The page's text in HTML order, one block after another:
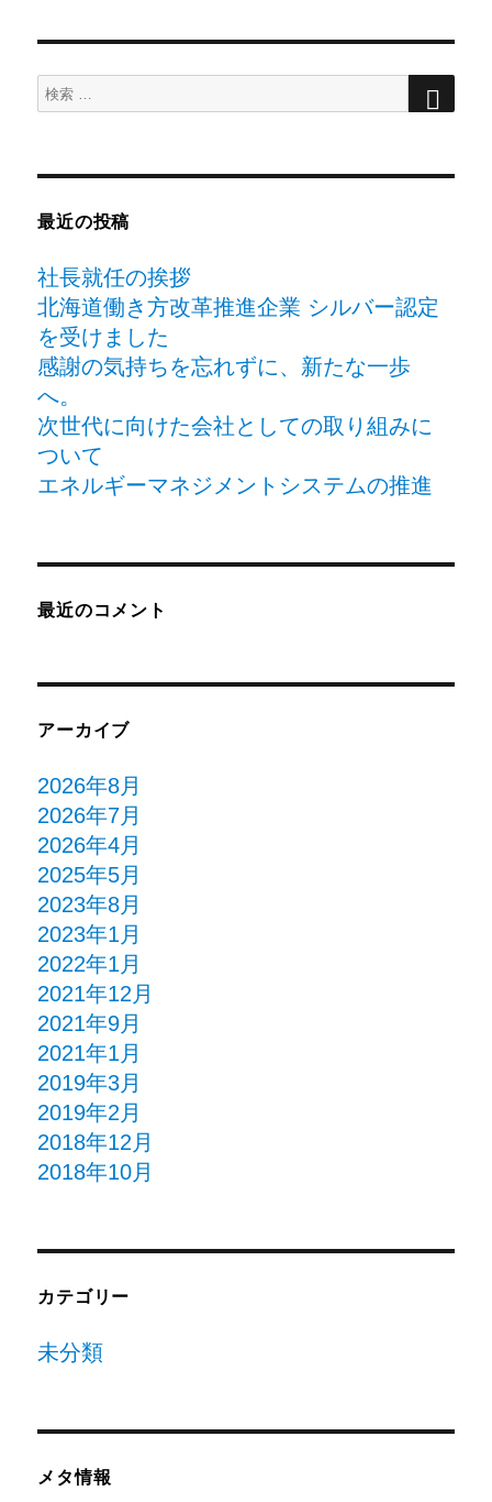
シ
ン
検
索
検
索
最近の投稿
社長就任の挨拶
北海道働き方改革推進企業 シルバー認定
を受けました
感謝の気持ちを忘れずに、新たな一歩
へ。
次世代に向けた会社としての取り組みに
ついて
エネルギーマネジメントシステムの推進
最近のコメント
アーカイブ
2026年8月
2026年7月
2026年4月
2025年5月
2023年8月
2023年1月
2022年1月
2021年12月
2021年9月
2021年1月
2019年3月
2019年2月
2018年12月
2018年10月
カテゴリー
未分類
メタ情報